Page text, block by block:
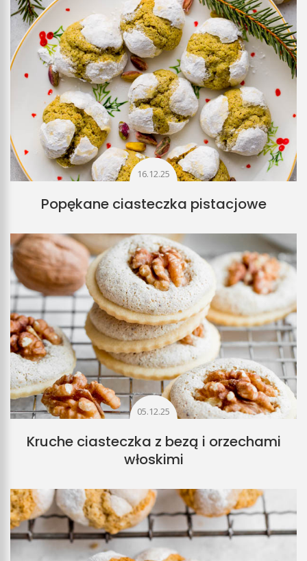
16.12.25
Popękane ciasteczka pistacjowe
05.12.25
Kruche ciasteczka z bezą i orzechami
włoskimi